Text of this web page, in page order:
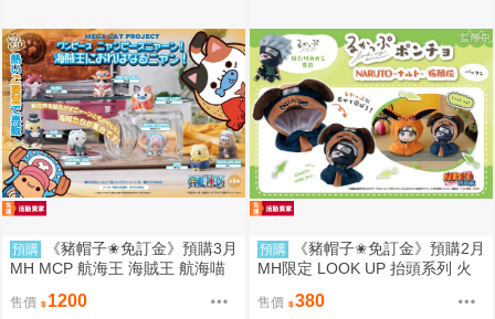
預購
《豬帽子✬免訂金》預購3月
MH MCP 航海王 海賊王 航海喵
再販 0812
售價 1200
預購
《豬帽子✬免訂金》預購2月
MH限定 LOOK UP 抬頭系列 火
偶 0812
售價 380